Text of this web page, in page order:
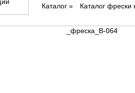
Каталог » Каталог фрески